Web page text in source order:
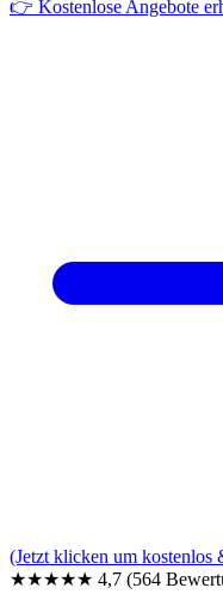
👉 Kostenlose Angebote
(Jetzt klicken um kostenlos
★★★★★ 4,7 (564